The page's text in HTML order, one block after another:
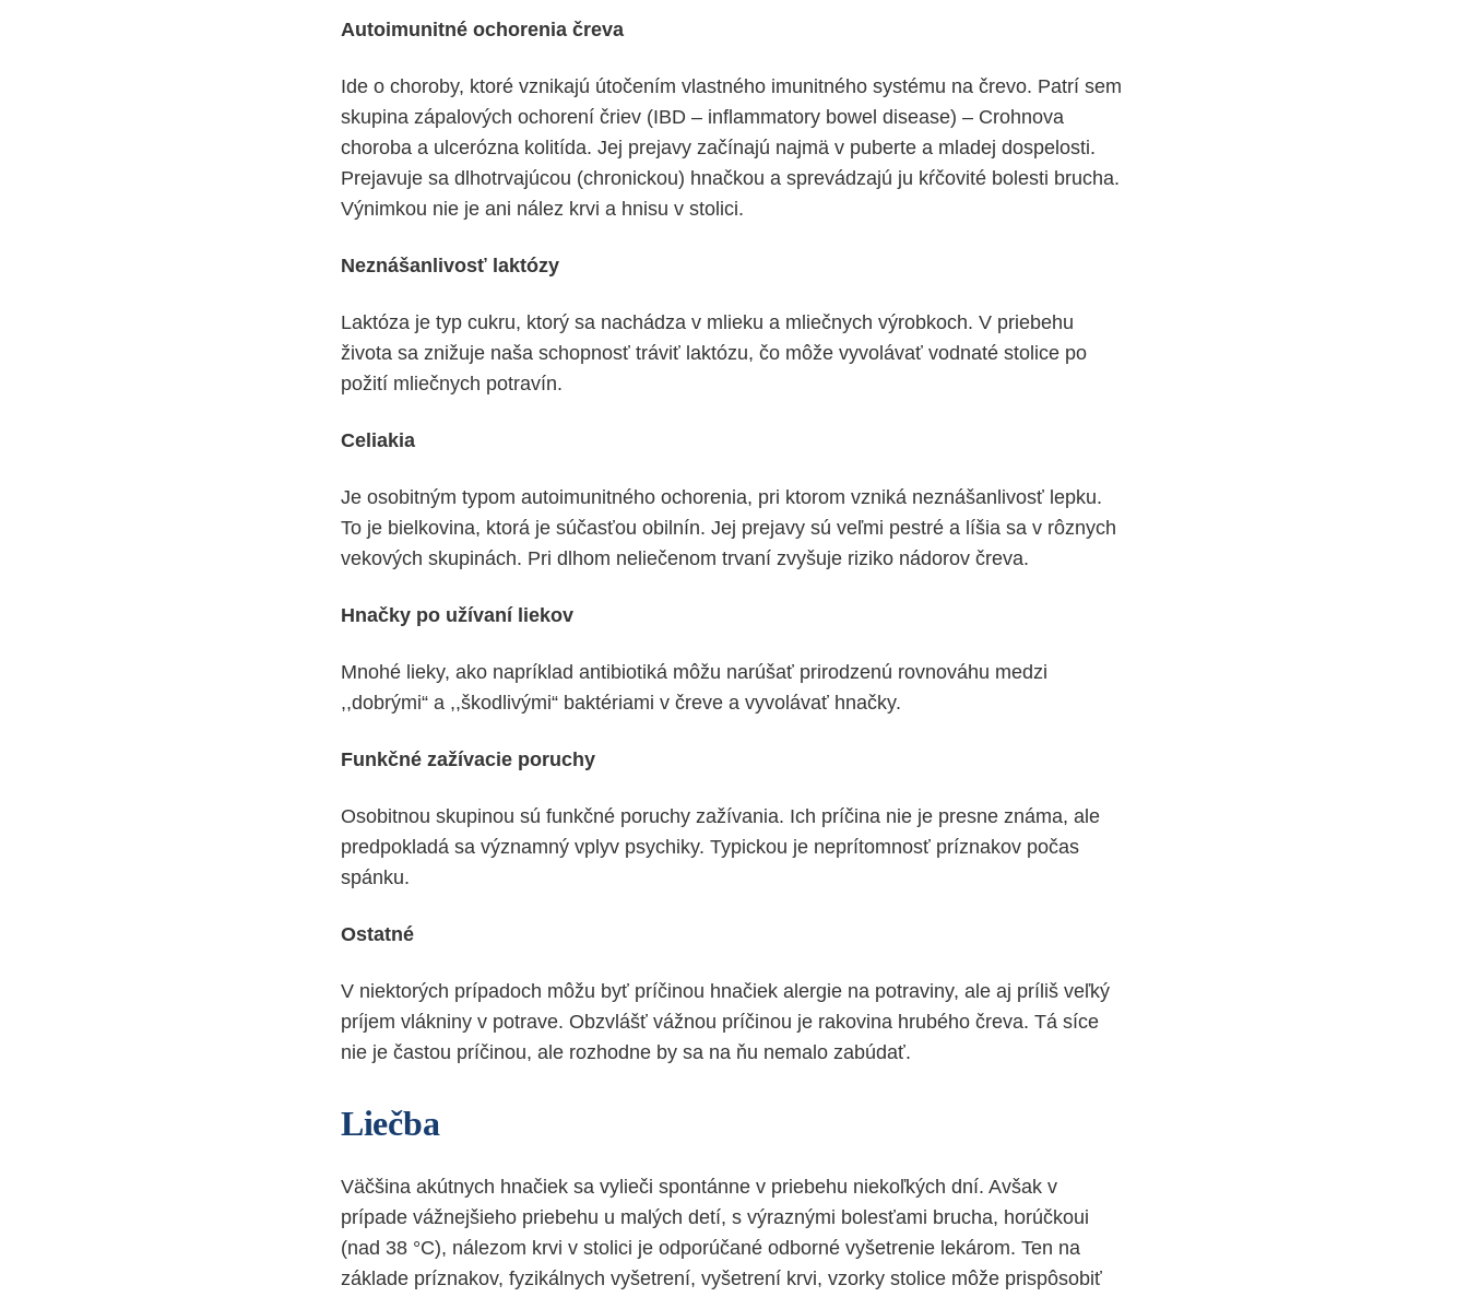
Autoimunitné ochorenia čreva
Ide o choroby, ktoré vznikajú útočením vlastného imunitného systému na črevo. Patrí sem
skupina zápalových ochorení čriev (IBD – inflammatory bowel disease) – Crohnova
choroba a ulcerózna kolitída. Jej prejavy začínajú najmä v puberte a mladej dospelosti.
Prejavuje sa dlhotrvajúcou (chronickou) hnačkou a sprevádzajú ju kŕčovité bolesti brucha.
Výnimkou nie je ani nález krvi a hnisu v stolici.
Neznášanlivosť laktózy
Laktóza je typ cukru, ktorý sa nachádza v mlieku a mliečnych výrobkoch. V priebehu
života sa znižuje naša schopnosť tráviť laktózu, čo môže vyvolávať vodnaté stolice po
požití mliečnych potravín.
Celiakia
Je osobitným typom autoimunitného ochorenia, pri ktorom vzniká neznášanlivosť lepku.
To je bielkovina, ktorá je súčasťou obilnín. Jej prejavy sú veľmi pestré a líšia sa v rôznych
vekových skupinách. Pri dlhom neliečenom trvaní zvyšuje riziko nádorov čreva.
Hnačky po užívaní liekov
Mnohé lieky, ako napríklad antibiotiká môžu narúšať prirodzenú rovnováhu medzi
,,dobrými“ a ,,škodlivými“ baktériami v čreve a vyvolávať hnačky.
Funkčné zažívacie poruchy
Osobitnou skupinou sú funkčné poruchy zažívania. Ich príčina nie je presne známa, ale
predpokladá sa významný vplyv psychiky. Typickou je neprítomnosť príznakov počas
spánku.
Ostatné
V niektorých prípadoch môžu byť príčinou hnačiek alergie na potraviny, ale aj príliš veľký
príjem vlákniny v potrave. Obzvlášť vážnou príčinou je rakovina hrubého čreva. Tá síce
nie je častou príčinou, ale rozhodne by sa na ňu nemalo zabúdať.
Liečba
Väčšina akútnych hnačiek sa vylieči spontánne v priebehu niekoľkých dní. Avšak v
prípade vážnejšieho priebehu u malých detí, s výraznými bolesťami brucha, horúčkoui
(nad 38 °C), nálezom krvi v stolici je odporúčané odborné vyšetrenie lekárom. Ten na
základe príznakov, fyzikálnych vyšetrení, vyšetrení krvi, vzorky stolice môže prispôsobiť